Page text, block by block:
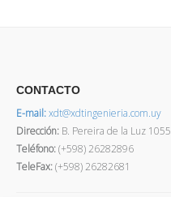
CONTACTO
E-mail:xdt@xdtingenieria.com.uy
Dirección: B. Pereira de la Luz 1055
Teléfono:(+598) 26282896
TeleFax:(+598) 26282681